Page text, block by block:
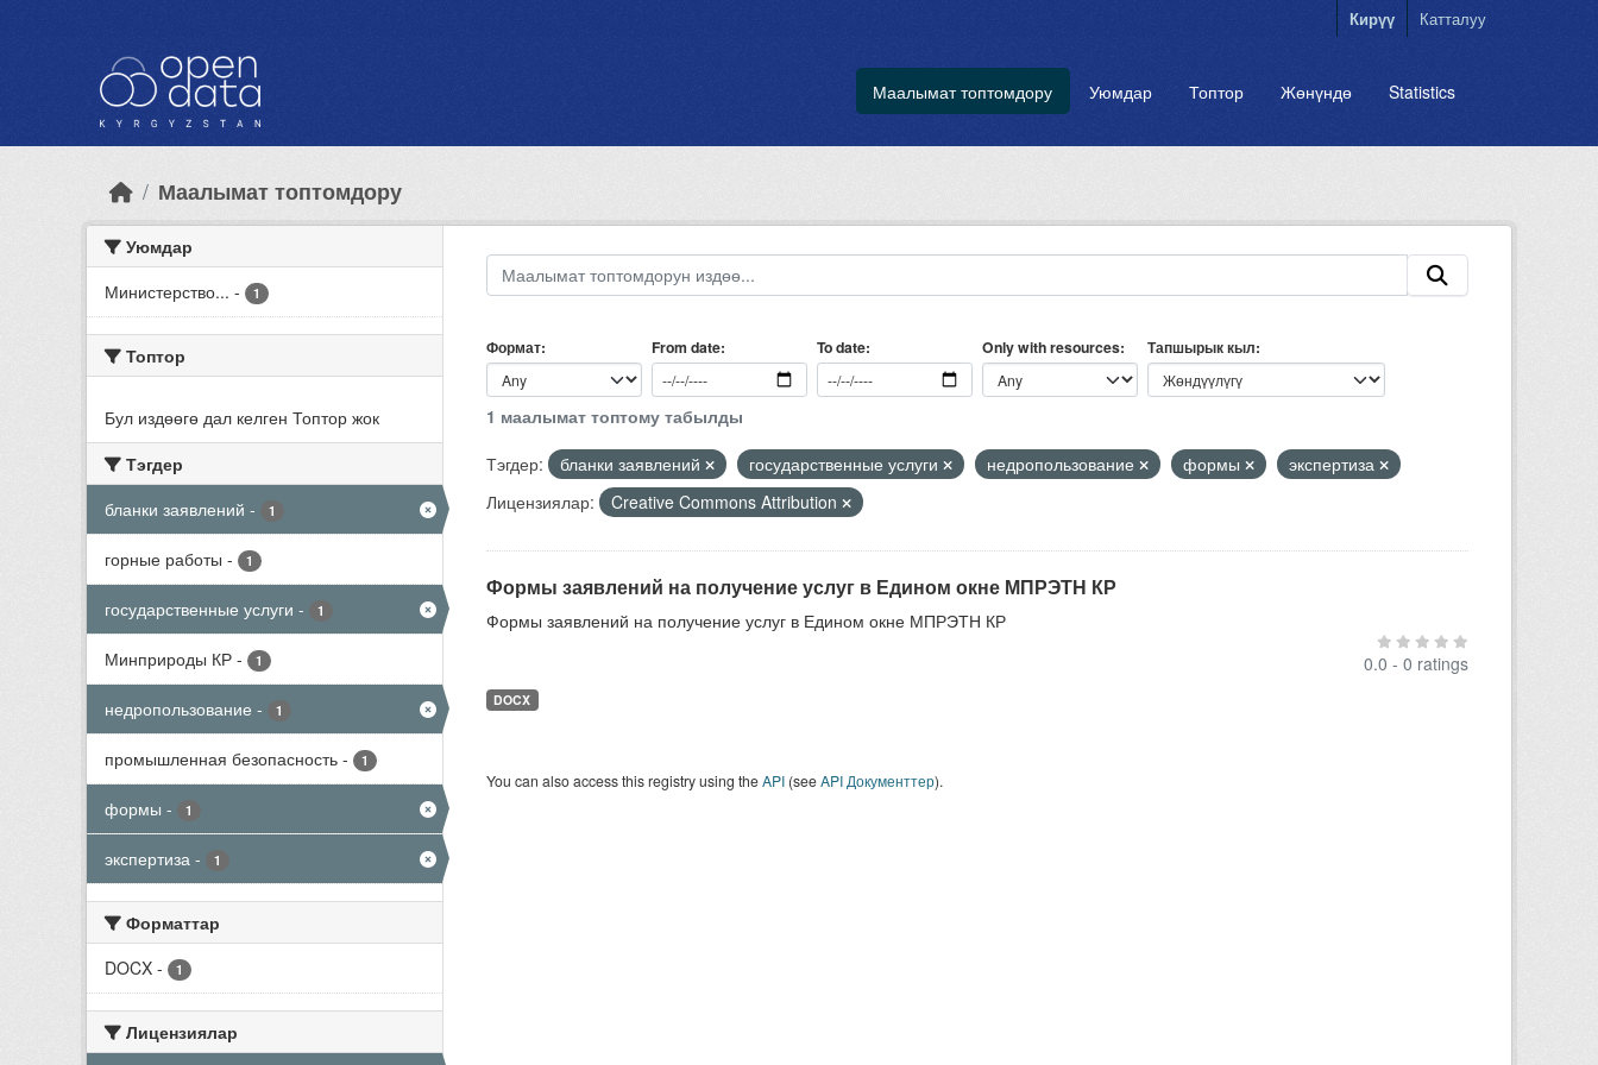
Кирүү Катталуу
Маалымат топтомдору Уюмдар Топтор Жөнүндө Statistics
Маалымат топтомдору
Уюмдар
Министерство... - 1
Топтор
Бул издөөгө дал келген Топтор жок
Тэгдер
бланки заявлений - 1
горные работы - 1
государственные услуги - 1
Минприроды КР - 1
недропользование - 1
промышленная безопасность - 1
формы - 1
экспертиза - 1
Форматтар
DOCX - 1
Лицензиялар
Формат From date To date Only with resources Тапшырык кыл
1 маалымат топтому табылды
Тэгдер:
бланки заявлений государственные услуги недропользование формы
экспертиза
Лицензиялар:
Creative Commons Attribution
Формы заявлений на получение услуг в Едином окне МПРЭТН КР
Формы заявлений на получение услуг в Едином окне МПРЭТН КР
0.0 - 0 ratings
DOCX
You can also access this registry using theAPI(seeAPI Документтер).